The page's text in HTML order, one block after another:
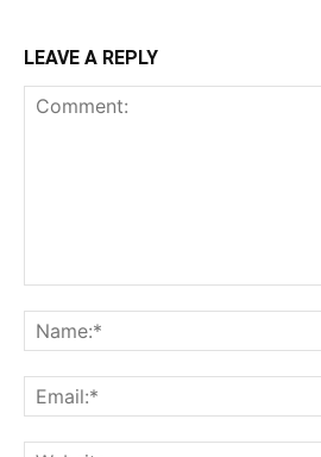
LEAVE A REPLY